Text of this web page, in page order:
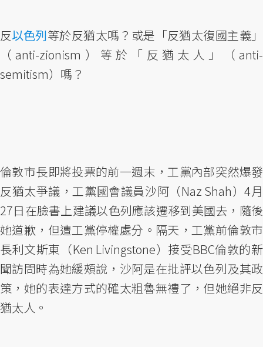
反以色列等於反猶太嗎？或是「反猶太復國主義」
（anti-zionism）等於「反猶太人」（anti-
semitism）嗎？
倫敦市長即將投票的前一週末，工黨內部突然爆發
反猶太爭議，工黨國會議員沙阿（Naz Shah）4月
27日在臉書上建議以色列應該遷移到美國去，隨後
她道歉，但遭工黨停權處分。隔天，工黨前倫敦市
長利文斯東（Ken Livingstone）接受BBC倫敦的新
聞訪問時為她緩頰說，沙阿是在批評以色列及其政
策，她的表達方式的確太粗魯無禮了，但她絕非反
猶太人。